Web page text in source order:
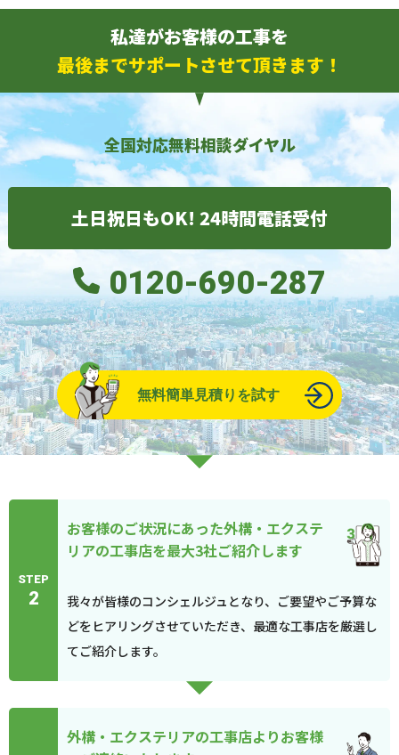
私達がお客様の工事を
最後までサポートさせて頂きます！
全国対応無料相談ダイヤル
土日祝日もOK! 24時間電話受付
0120-690-287
無料簡単見積りを試す
STEP
2
お客様のご状況にあった外構・エクステ
リアの工事店を最大3社ご紹介します
我々が皆様のコンシェルジュとなり、ご要望やご予算な
どをヒアリングさせていただき、最適な工事店を厳選し
てご紹介します。
外構・エクステリアの工事店よりお客様